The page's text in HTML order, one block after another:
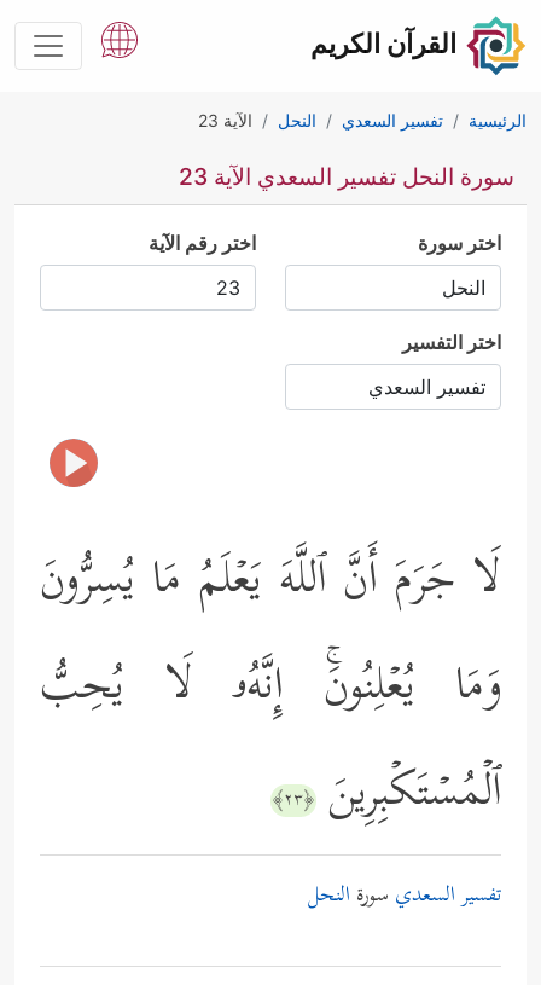
القرآن الكريم
الرئيسية تفسير السعدي النحل الآية 23
سورة النحل تفسير السعدي الآية 23
اختر سورة اختر رقم الآية
اختر التفسير
لَا جَرَمَ أَنَّ ٱللَّهَ یَعۡلَمُ مَا یُسِرُّونَ
وَمَا یُعۡلِنُونَۚ إِنَّهُۥ لَا یُحِبُّ
ٱلۡمُسۡتَكۡبِرِینَ ﴿٢٣﴾
تفسير السعدي سورة النحل